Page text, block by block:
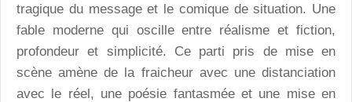
tragique du message et le comique de situation. Une
fable moderne qui oscille entre réalisme et fiction,
profondeur et simplicité. Ce parti pris de mise en
scène amène de la fraicheur avec une distanciation
avec le réel, une poésie fantasmée et une mise en